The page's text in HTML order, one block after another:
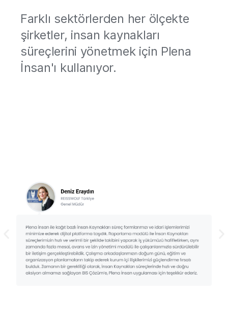
Farklı sektörlerden her ölçekte
şirketler, insan kaynakları
süreçlerini yönetmek için Plena
İnsan'ı kullanıyor.